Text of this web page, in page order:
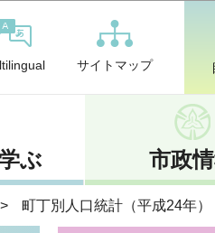
サイトマップ
ぶ 市政
町丁別人口統計（平成24年）